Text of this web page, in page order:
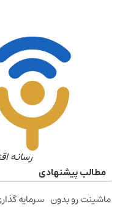
رسانه
مطالب پیشنهادی
ماشینت رو بدون سرمایه